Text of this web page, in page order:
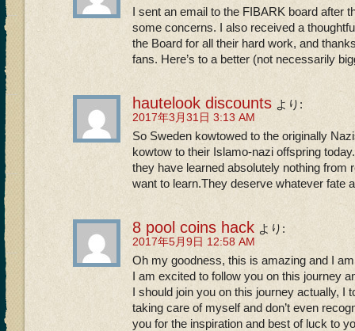
I sent an email to the FIBARK board after
some concerns. I also received a
the Board for all their hard work, and
fans. Here’s to a better (not necessarily
hautelook discounts より:
2017年3月31日 3:13 AM
So Sweden kowtowed to the originally
kowtow to their Islamo-nazi offspring
they have learned absolutely nothing from
want to learn.They deserve whatever fate
8 pool coins hack より:
2017年5月9日 12:58 AM
Oh my goodness, this is amazing and I
I am excited to follow you on this journey
I should join you on this journey actually, I
taking care of myself and don’t even
you for the inspiration and best of luck to